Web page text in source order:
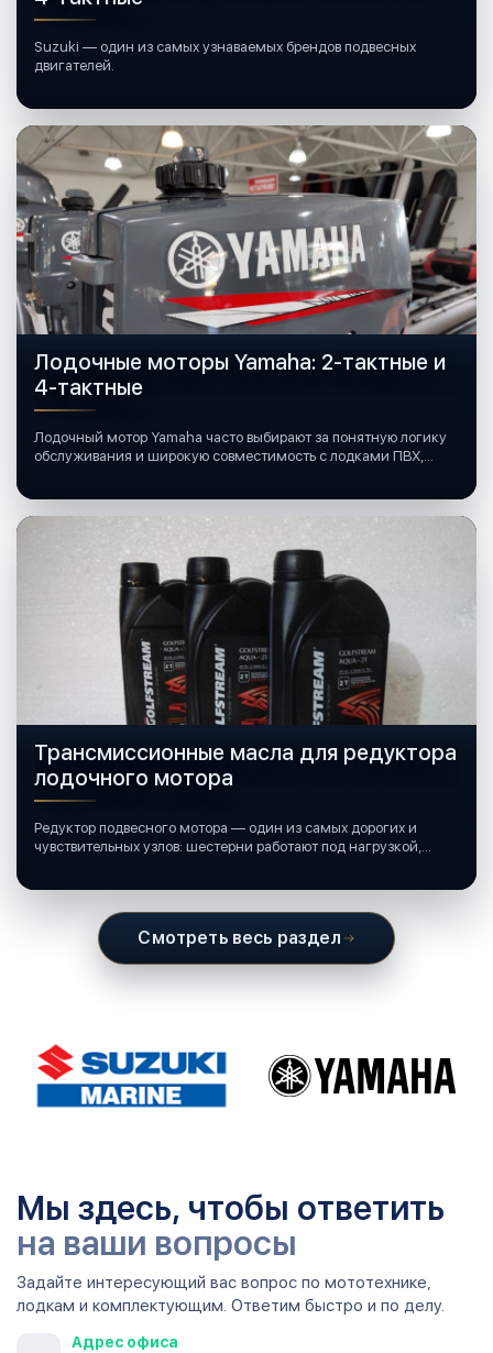
Suzuki — один из самых узнаваемых брендов подвесных
двигателей.
Лодочные моторы Yamaha: 2-тактные и
4-тактные
Лодочный мотор Yamaha часто выбирают за понятную логику
обслуживания и широкую совместимость с лодками ПВХ,
Трансмиссионные масла для редуктора
лодочного мотора
Редуктор подвесного мотора — один из самых дорогих и
чувствительных узлов: шестерни работают под нагрузкой,
Смотреть весь раздел
Мы здесь, чтобы ответить
на ваши вопросы
Задайте интересующий вас вопрос по мототехнике,
лодкам и комплектующим. Ответим быстро и по делу.
Адрес офиса